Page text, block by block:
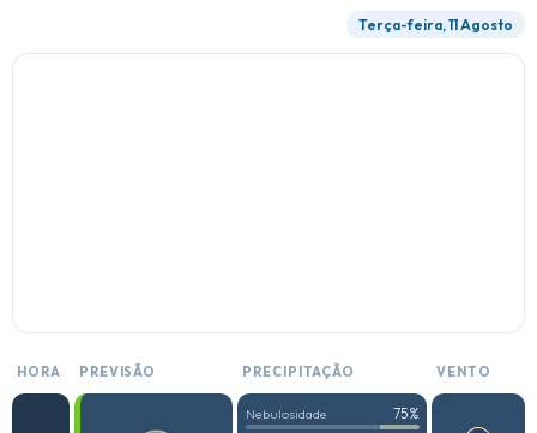
Terça-feira, 11 Agosto
HORA PREVISÃO PRECIPITAÇÃO VENTO
Nebulosidade 75%